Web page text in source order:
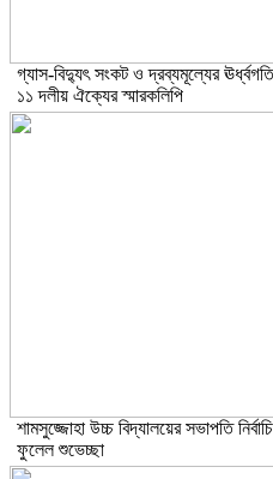
গ্যাস-বিদ্যুৎ সংকট ও দ্রব্যমূল্যের
১১ দলীয় ঐক্যের স্মারকলিপি
শামসুজ্জোহা উচ্চ বিদ্যালয়ের সভাপতি
ফুলেল শুভেচ্ছা